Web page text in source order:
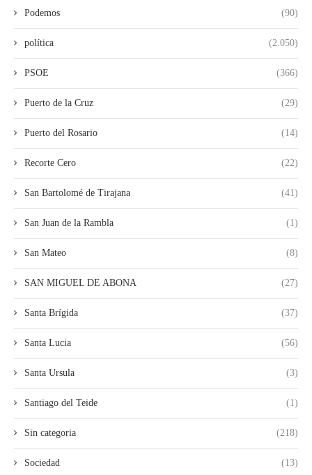
Podemos (90)
política (2.050)
PSOE (366)
Puerto de la Cruz (29)
Puerto del Rosario (14)
Recorte Cero (22)
San Bartolomé de Tirajana (41)
San Juan de la Rambla (1)
San Mateo (8)
SAN MIGUEL DE ABONA (27)
Santa Brígida (37)
Santa Lucia (56)
Santa Ursula (3)
Santiago del Teide (1)
Sin categoria (218)
Sociedad (13)